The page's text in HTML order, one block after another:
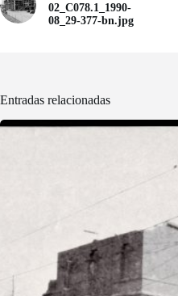
02_C078.1_1990-
08_29-377-bn.jpg
Entradas relacionadas